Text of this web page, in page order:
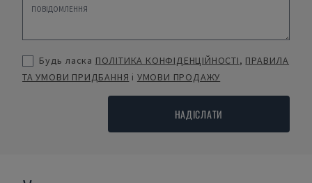
Будь ласка ПОЛІТИКА КОНФІДЕНЦІЙНОСТІ, ПРАВИЛА
ТА УМОВИ ПРИДБАННЯ і УМОВИ ПРОДАЖУ
НАДІСЛАТИ